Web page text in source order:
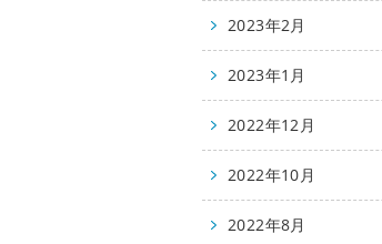
2023年2月
2023年1月
2022年12月
2022年10月
2022年8月